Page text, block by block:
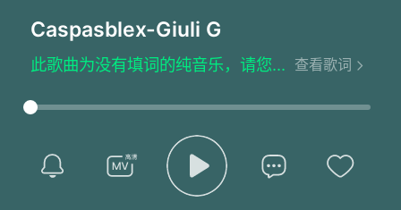
Caspasblex-Giuli G
此歌曲为没有填词的纯音乐，请您欣赏 查看歌词